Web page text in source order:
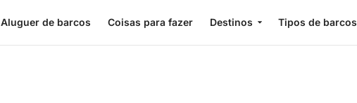
Aluguer de barcos Coisas para fazer Destinos Tipos de barcos